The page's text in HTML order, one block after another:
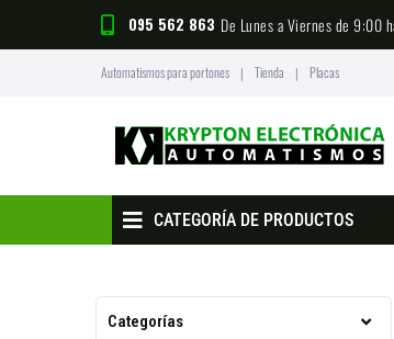
095 562 863 De Lunes a Viernes de 9:00
Automatismos para portones | Tienda | Placas
CATEGORÍA DE PRODUCTOS
Categorías